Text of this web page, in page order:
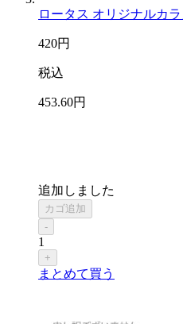
ロータス オリジナルカ
420円
税込
453.60円
追加しました
カゴ追加
-
1
+
まとめて買う